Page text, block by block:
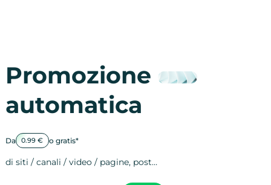
Promozione
automatica
Da 0.99 € o gratis*
di siti / canali / video / pagine, post…